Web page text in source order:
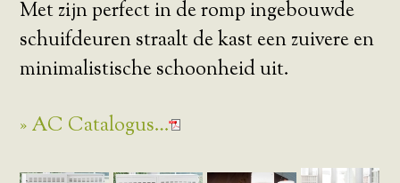
Met zijn perfect in de romp ingebouwde
schuifdeuren straalt de kast een zuivere en
minimalistische schoonheid uit.
» AC Catalogus…